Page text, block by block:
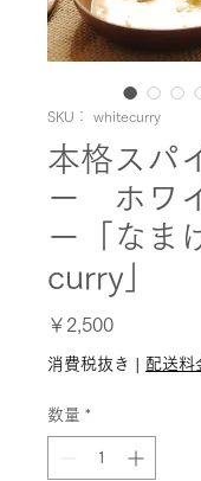
SKU： whitecurry
本格スパ
ー ホワ
ー「なま
curry」
￥2,500価
格
消費税抜き 配送料
数量 *